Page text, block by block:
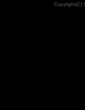
Copyright(C)